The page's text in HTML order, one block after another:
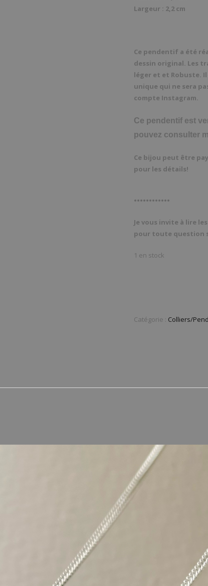
Largeur : 2,2 cm
Ce pendentif a été
dessin original. Les
léger et et Robuste.
unique qui ne sera
compte Instagram.
Ce pendentif est
pouvez consulter
Ce bijou peut être
pour les détails!
••••••••••••
Je vous invite à lire
pour toute question
1 en stock
Catégorie : Colliers/